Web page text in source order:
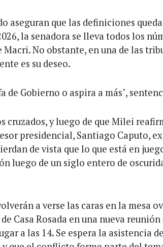
aseguran que las definiciones
la senadora se lleva todos los
No obstante, en una de las
es su deseo.
de Gobierno o aspira a más",
cruzados, y luego de que Milei
presidencial, Santiago Caputo,
de vista que lo que está en
luego de un siglo entero de
a verse las caras en la mesa
Casa Rosada en una nueva reunión
a las 14. Se espera la asistencia